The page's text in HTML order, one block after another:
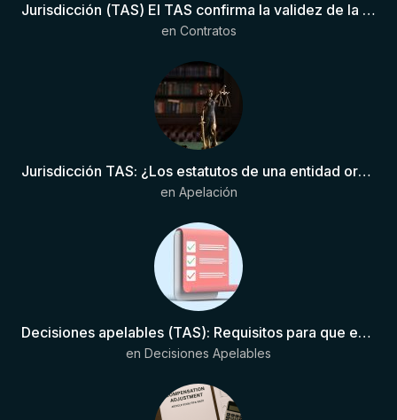
Jurisdicción (TAS) El TAS confirma la validez de la cláusula de sumisión jurisdiccional en el contrato del futbolista.
en Contratos
Jurisdicción TAS: ¿Los estatutos de una entidad organizadora de una liga de fútbol pueden otorgar competencia de forma directa al TAS?
en Apelación
Decisiones apelables (TAS): Requisitos para que exista una decisión
en Decisiones Apelables